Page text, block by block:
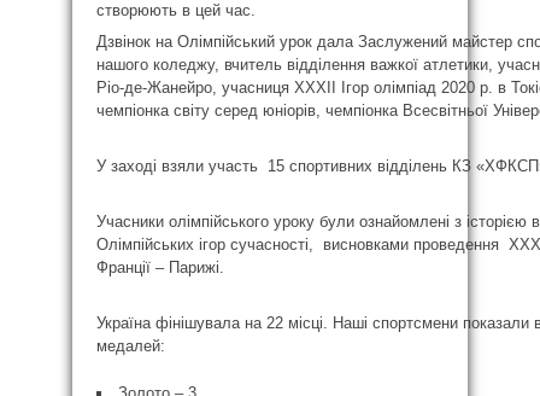
створюють в цей час.
Дзвінок на Олімпійський урок дала Заслужений майстер
нашого коледжу, вчитель відділення важкої атлетики,
Ріо-де-Жанейро, учасниця ХХХІІ Ігор олімпіад 2020 р. в
чемпіонка світу серед юніорів, чемпіонка Всесвітньої
У заході взяли участь 15 спортивних відділень КЗ
Учасники олімпійського уроку були ознайомлені з історією
Олімпійських ігор сучасності, висновками проведення
Франції – Парижі.
Україна фінішувала на 22 місці. Наші спортсмени показали
медалей: